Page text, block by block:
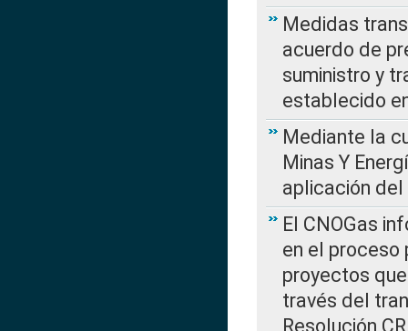
Medidas
acuerdo de
suministro y
establecido
Mediante la
Minas Y
aplicación
El CNOGas
en el proceso
proyectos
través del
Resolución